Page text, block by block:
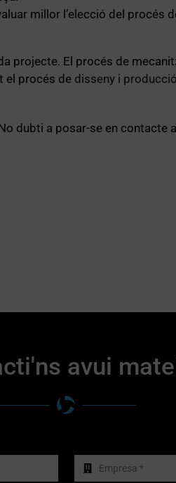
millor l’elecció del procés
projecte. El procés de
el procés de disseny i
dubti a posar-se en contacte
avui